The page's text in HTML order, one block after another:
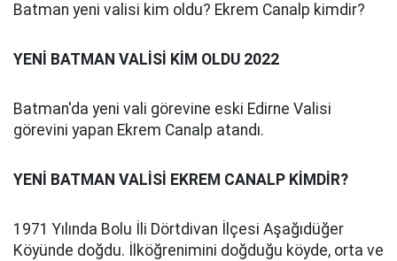
Batman yeni valisi kim oldu? Ekrem Canalp kimdir?
YENİ BATMAN VALİSİ KİM OLDU 2022
Batman'da yeni vali görevine eski Edirne Valisi
görevini yapan Ekrem Canalp atandı.
YENİ BATMAN VALİSİ EKREM CANALP KİMDİR?
1971 Yılında Bolu İli Dörtdivan İlçesi Aşağıdüğer
Köyünde doğdu. İlköğrenimini doğduğu köyde, orta ve